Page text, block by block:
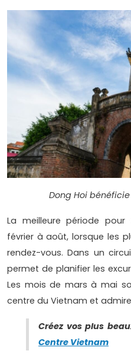
Dong Hoi
La meilleure période pour
février à août, lorsque les
rendez-vous. Dans un
permet de planifier les
Les mois de mars à mai
centre du Vietnam et
Créez vos plus
Centre Vietnam